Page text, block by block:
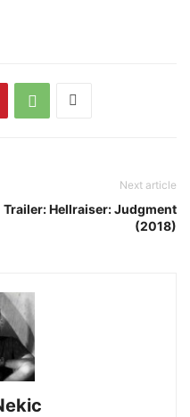
Next article
Trailer: Hellraiser: Judgment
(2018)